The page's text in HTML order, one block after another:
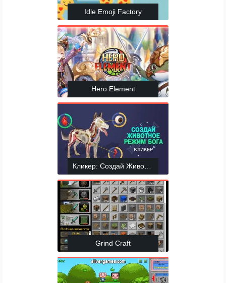
Idle Emoji Factory
Hero Element
Grind Craft